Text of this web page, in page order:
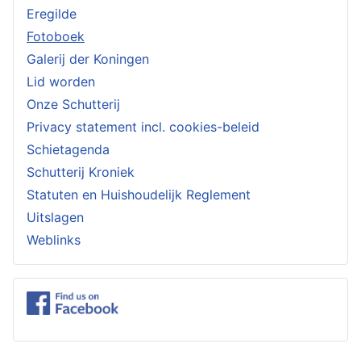
Eregilde
Fotoboek
Galerij der Koningen
Lid worden
Onze Schutterij
Privacy statement incl. cookies-beleid
Schietagenda
Schutterij Kroniek
Statuten en Huishoudelijk Reglement
Uitslagen
Weblinks